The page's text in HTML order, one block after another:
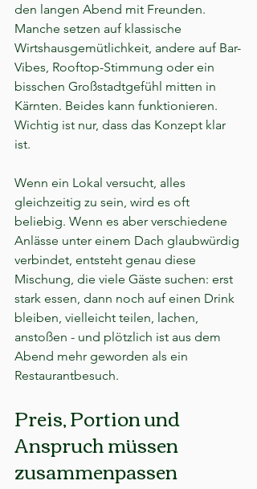
den langen Abend mit Freunden.
Manche setzen auf klassische
Wirtshausgemütlichkeit, andere auf Bar-
Vibes, Rooftop-Stimmung oder ein
bisschen Großstadtgefühl mitten in
Kärnten. Beides kann funktionieren.
Wichtig ist nur, dass das Konzept klar
ist.
Wenn ein Lokal versucht, alles
gleichzeitig zu sein, wird es oft
beliebig. Wenn es aber verschiedene
Anlässe unter einem Dach glaubwürdig
verbindet, entsteht genau diese
Mischung, die viele Gäste suchen: erst
stark essen, dann noch auf einen Drink
bleiben, vielleicht teilen, lachen,
anstoßen - und plötzlich ist aus dem
Abend mehr geworden als ein
Restaurantbesuch.
Preis, Portion und
Anspruch müssen
zusammenpassen